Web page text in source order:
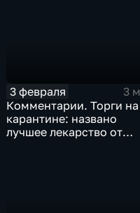
3 февраля
3
Комментарии. Торги на
карантине: названо
лучшее лекарство от